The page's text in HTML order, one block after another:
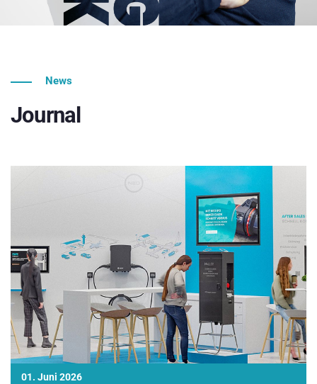
News
Journal
01. Juni 2026